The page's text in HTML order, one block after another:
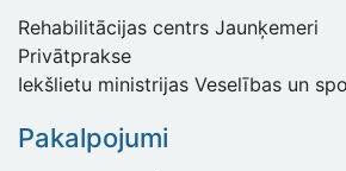
Rehabilitācijas centrs Jaunķemeri
Privātprakse
Iekšlietu ministrijas Veselības un
Pakalpojumi